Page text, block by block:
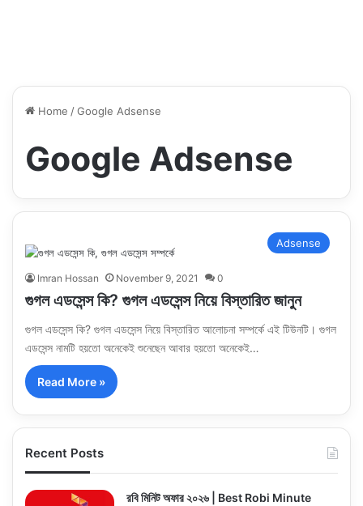
Home /Google Adsense
Google Adsense
Adsense
Imran Hossan November 9, 2021 0
গুগল এডসেন্স কি? গুগল এডসেন্স নিয়ে বিস্তারিত জানুন
গুগল এডসেন্স কি? গুগল এডসেন্স নিয়ে বিস্তারিত আলোচনা সম্পর্কে এই টিউনটি। গুগল
এডসেন্স নামটি হয়তো অনেকেই শুনেছেন আবার হয়তো অনেকেই…
Read More »
Recent Posts
রবি মিনিট অফার ২০২৬ | Best Robi Minute